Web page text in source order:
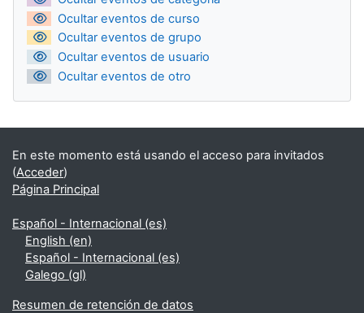
Ocultar eventos de curso
Ocultar eventos de grupo
Ocultar eventos de usuario
Ocultar eventos de otro
En este momento está usando el acceso para invitados
(Acceder)
Página Principal
Español - Internacional ‎(es)‎
English ‎(en)‎
Español - Internacional ‎(es)‎
Galego ‎(gl)‎
Resumen de retención de datos